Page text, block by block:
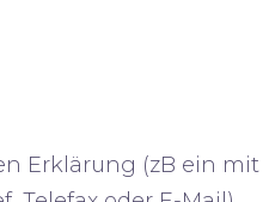
Erklärung (zB ein mit